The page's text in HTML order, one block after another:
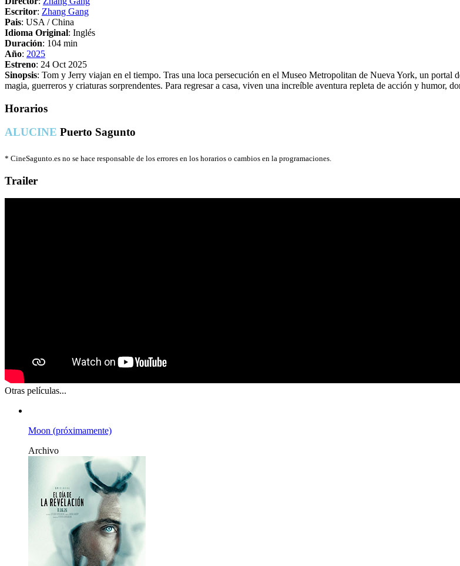
Escritor: Zhang Gang
Pais: USA / China
Idioma Original: Inglés
Duración: 104 min
Año: 2025
Estreno: 24 Oct 2025
Sinopsis: Tom y Jerry viajan en el tiempo. Tras una loca persecución en el Museo Metropolitan de Nueva York, un
magia, guerreros y criaturas sorprendentes. Para regresar a casa, viven una increíble aventura repleta de acción y humor,
Horarios
ALUCINE Puerto Sagunto
* CineSagunto.es no se hace responsable de los errores en los horarios o cambios en la programaciones.
Trailer
Otras películas...
Moon (próximamente)
Archivo